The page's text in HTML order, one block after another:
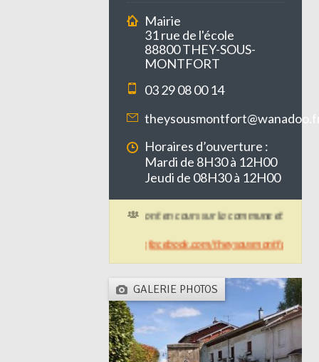
Mairie
31 rue de l'école
88800 THEY-SOUS-
MONTFORT
03 29 08 00 14
Horaires d’ouverture :
Mardi de 8H30 à 12H00
Jeudi de 08H30 à 12H00
Des travaux de voirie sont en cours sur la commune et peuvent
https://www.facebook.com/theysousmontfort/
GALERIE PHOTOS